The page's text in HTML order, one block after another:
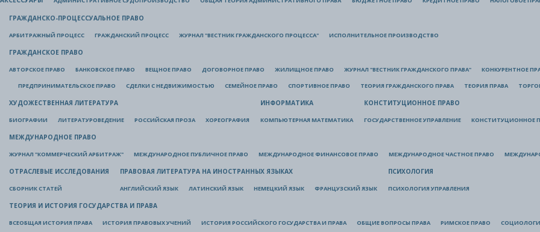
ГРАЖДАНСКО-ПРОЦЕССУАЛЬНОЕ ПРАВО
АРБИТРАЖНЫЙ ПРОЦЕСС ГРАЖДАНСКИЙ ПРОЦЕСС ЖУРНАЛ "ВЕСТНИК ГРАЖДАНСКОГО ПРОЦЕССА" ИСПОЛНИТЕЛЬНОЕ ПРОИЗВОДСТВО
ГРАЖДАНСКОЕ ПРАВО
АВТОРСКОЕ ПРАВО БАНКОВСКОЕ ПРАВО ВЕЩНОЕ ПРАВО ДОГОВОРНОЕ ПРАВО ЖИЛИЩНОЕ ПРАВО ЖУРНАЛ "ВЕСТНИК ГРАЖДАНСКОГО ПРАВА" КОНКУРЕНТНОЕ
ПРЕДПРИНИМАТЕЛЬСКОЕ ПРАВО СДЕЛКИ С НЕДВИЖИМОСТЬЮ СЕМЕЙНОЕ ПРАВО СПОРТИВНОЕ ПРАВО ТЕОРИЯ ГРАЖДАНСКОГО ПРАВА ТЕОРИЯ ПРАВА
ХУДОЖЕСТВЕННАЯ ЛИТЕРАТУРА
БИОГРАФИИ ЛИТЕРАТУРОВЕДЕНИЕ РОССИЙСКАЯ ПРОЗА ХОРЕОГРАФИЯ
ИНФОРМАТИКА
КОМПЬЮТЕРНАЯ МАТЕМАТИКА
КОНСТИТУЦИОННОЕ ПРАВО
ГОСУДАРСТВЕННОЕ УПРАВЛЕНИЕ КОНСТИТУЦИОННОЕ
МЕЖДУНАРОДНОЕ ПРАВО
ЖУРНАЛ "КОММЕРЧЕСКИЙ АРБИТРАЖ" МЕЖДУНАРОДНОЕ ПУБЛИЧНОЕ ПРАВО МЕЖДУНАРОДНОЕ ФИНАНСОВОЕ ПРАВО МЕЖДУНАРОДНОЕ ЧАСТНОЕ ПРАВО
ОТРАСЛЕВЫЕ ИССЛЕДОВАНИЯ
СБОРНИК СТАТЕЙ
ПРАВОВАЯ ЛИТЕРАТУРА НА ИНОСТРАННЫХ ЯЗЫКАХ
АНГЛИЙСКИЙ ЯЗЫК ЛАТИНСКИЙ ЯЗЫК НЕМЕЦКИЙ ЯЗЫК ФРАНЦУЗСКИЙ ЯЗЫК
ПСИХОЛОГИЯ
ПСИХОЛОГИЯ УПРАВЛЕНИЯ
ТЕОРИЯ И ИСТОРИЯ ГОСУДАРСТВА И ПРАВА
ВСЕОБЩАЯ ИСТОРИЯ ПРАВА ИСТОРИЯ ПРАВОВЫХ УЧЕНИЙ ИСТОРИЯ РОССИЙСКОГО ГОСУДАРСТВА И ПРАВА ОБЩИЕ ВОПРОСЫ ПРАВА РИМСКОЕ ПРАВО